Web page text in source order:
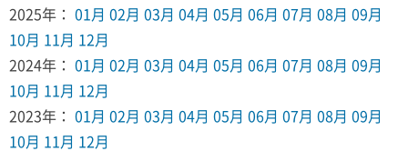
2025年： 01月 02月 03月 04月 05月 06月 07月 08月 09月
10月 11月 12月
2024年： 01月 02月 03月 04月 05月 06月 07月 08月 09月
10月 11月 12月
2023年： 01月 02月 03月 04月 05月 06月 07月 08月 09月
10月 11月 12月